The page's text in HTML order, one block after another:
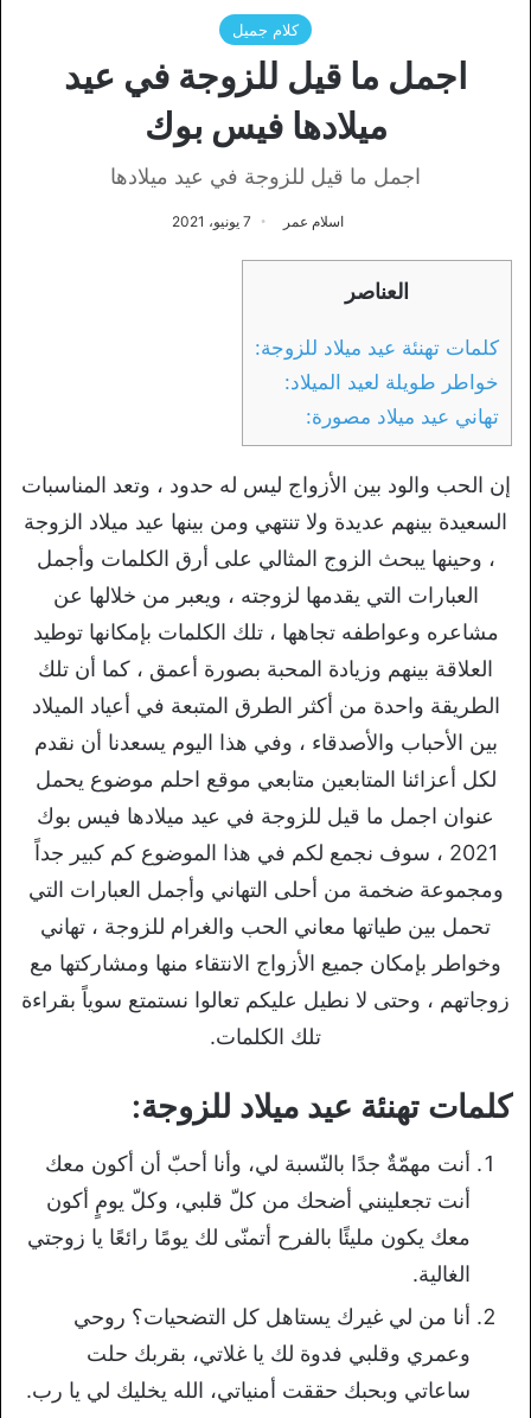
كلام جميل
اجمل ما قيل للزوجة في عيد
ميلادها فيس بوك
اجمل ما قيل للزوجة في عيد ميلادها
اسلام عمر 7 يونيو، 2021
العناصر
كلمات تهنئة عيد ميلاد للزوجة:
خواطر طويلة لعيد الميلاد:
تهاني عيد ميلاد مصورة:
إن الحب والود بين الأزواج ليس له حدود ، وتعد المناسبات
السعيدة بينهم عديدة ولا تنتهي ومن بينها عيد ميلاد الزوجة
، وحينها يبحث الزوج المثالي على أرق الكلمات وأجمل
العبارات التي يقدمها لزوجته ، ويعبر من خلالها عن
مشاعره وعواطفه تجاهها ، تلك الكلمات بإمكانها توطيد
العلاقة بينهم وزيادة المحبة بصورة أعمق ، كما أن تلك
الطريقة واحدة من أكثر الطرق المتبعة في أعياد الميلاد
بين الأحباب والأصدقاء ، وفي هذا اليوم يسعدنا أن نقدم
لكل أعزائنا المتابعين متابعي موقع احلم موضوع يحمل
عنوان اجمل ما قيل للزوجة في عيد ميلادها فيس بوك
2021 ، سوف نجمع لكم في هذا الموضوع كم كبير جداً
ومجموعة ضخمة من أحلى التهاني وأجمل العبارات التي
تحمل بين طياتها معاني الحب والغرام للزوجة ، تهاني
وخواطر بإمكان جميع الأزواج الانتقاء منها ومشاركتها مع
زوجاتهم ، وحتى لا نطيل عليكم تعالوا نستمتع سوياً بقراءة
تلك الكلمات.
كلمات تهنئة عيد ميلاد للزوجة:
أنت مهمّةٌ جدًا بالنّسبة لي، وأنا أحبّ أن أكون معك
أنت تجعلينني أضحك من كلّ قلبي، وكلّ يومٍ أكون
معك يكون مليئًا بالفرح أتمنّى لك يومًا رائعًا يا زوجتي
الغالية.
أنا من لي غيرك يستاهل كل التضحيات؟ روحي
وعمري وقلبي فدوة لك يا غلاتي، بقربك حلت
ساعاتي وبحبك حققت أمنياتي، الله يخليك لي يا رب.